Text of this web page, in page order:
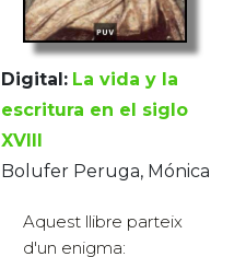
Digital: La vida y la
escritura en el siglo
XVIII
Bolufer Peruga, Mónica
Aquest llibre parteix
d'un enigma: